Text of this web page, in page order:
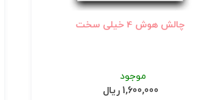
چالش هوش 4 خیلی سخت
موجود
1,600,000 ریال